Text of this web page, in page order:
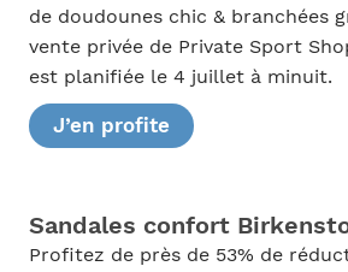
de doudounes chic & branchées
vente privée de Private Sport
est planifiée le 4 juillet à minuit.
J’en profite
Sandales confort
Profitez de près de 53% de